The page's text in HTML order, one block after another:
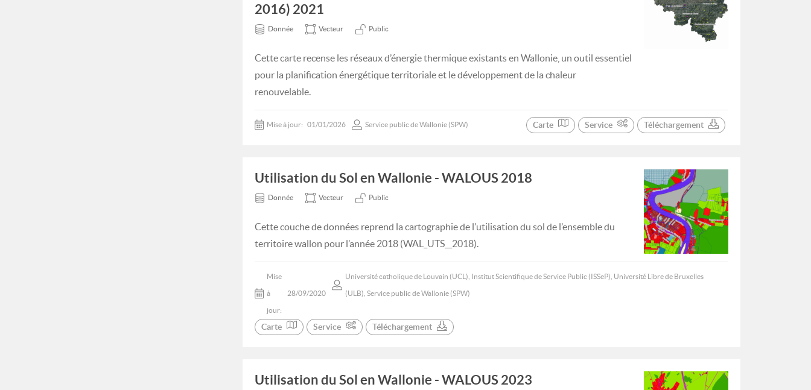
2016) 2021
Donnée Vecteur Public
Cette carte recense les réseaux d’énergie thermique existants en Wallonie, un outil essentiel
pour la planification énergétique territoriale et le développement de la chaleur
renouvelable.
Mise à jour: 01/01/2026 Service public de Wallonie (SPW) Carte Service Téléchargement
Utilisation du Sol en Wallonie - WALOUS 2018
Donnée Vecteur Public
Cette couche de données reprend la cartographie de l’utilisation du sol de l’ensemble du
territoire wallon pour l’année 2018 (WAL_UTS__2018).
Mise
à
jour:
28/09/2020
Université catholique de Louvain (UCL), Institut Scientifique de Service Public (ISSeP), Université Libre de Bruxelles
(ULB), Service public de Wallonie (SPW)
Carte Service Téléchargement
Utilisation du Sol en Wallonie - WALOUS 2023